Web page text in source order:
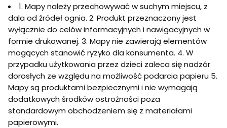
1. Mapy należy przechowywać w suchym miejscu, z
dala od źródeł ognia. 2. Produkt przeznaczony jest
wyłącznie do celów informacyjnych i nawigacyjnych w
formie drukowanej. 3. Mapy nie zawierają elementów
mogących stanowić ryzyko dla konsumenta. 4. W
przypadku użytkowania przez dzieci zaleca się nadzór
dorosłych ze względu na możliwość podarcia papieru 5.
Mapy są produktami bezpiecznymi i nie wymagają
dodatkowych środków ostrożności poza
standardowym obchodzeniem się z materiałami
papierowymi.